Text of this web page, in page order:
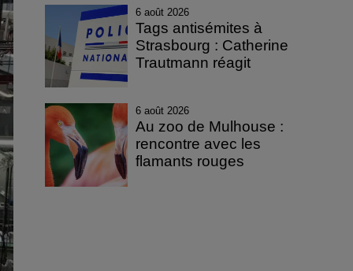
6 août 2026
Tags antisémites à
Strasbourg : Catherine
Trautmann réagit
6 août 2026
Au zoo de Mulhouse :
rencontre avec les
flamants rouges